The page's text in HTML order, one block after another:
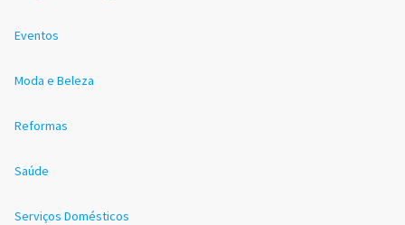
Eventos
Moda e Beleza
Reformas
Saúde
Serviços Domésticos